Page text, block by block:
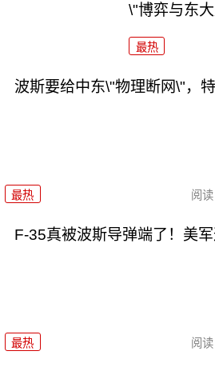
\"博弈与东
最热
波斯要给中东\"物理断网\"，
最热 阅读
F-35真被波斯导弹端了！美
最热 阅读